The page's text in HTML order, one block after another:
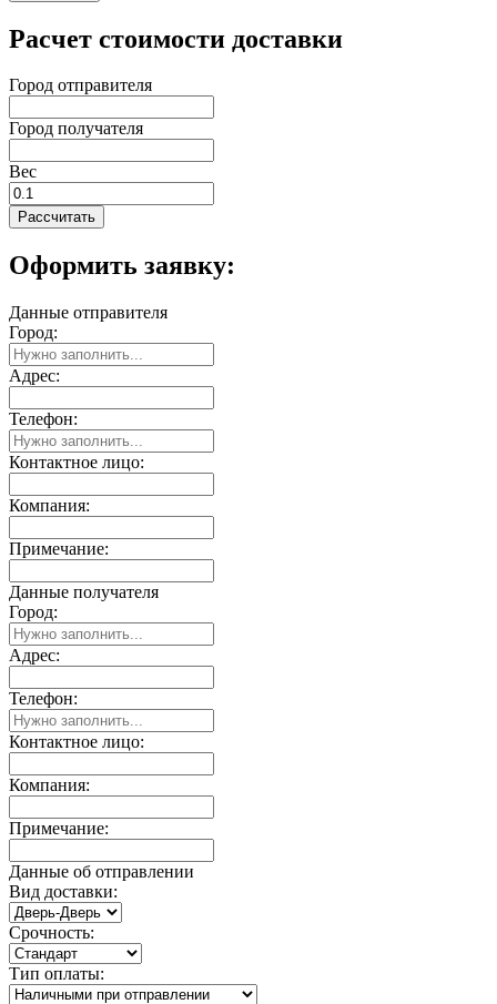
Расчет стоимости доставки
Город отправителя
Город получателя
Вес
Рассчитать
Оформить заявку:
Данные отправителя
Город:
Адрес:
Телефон:
Контактное лицо:
Компания:
Примечание:
Данные получателя
Город:
Адрес:
Телефон:
Контактное лицо:
Компания:
Примечание:
Данные об отправлении
Вид доставки:
Срочность:
Тип оплаты: